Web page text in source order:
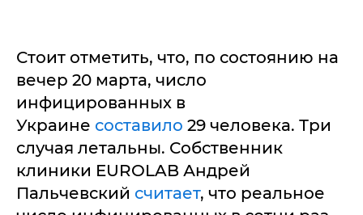
Стоит отметить, что, по состоянию на
вечер 20 марта, число
инфицированных в
Украине составило 29 человека. Три
случая летальны. Собственник
клиники EUROLAB Андрей
Пальчевский считает, что реальное